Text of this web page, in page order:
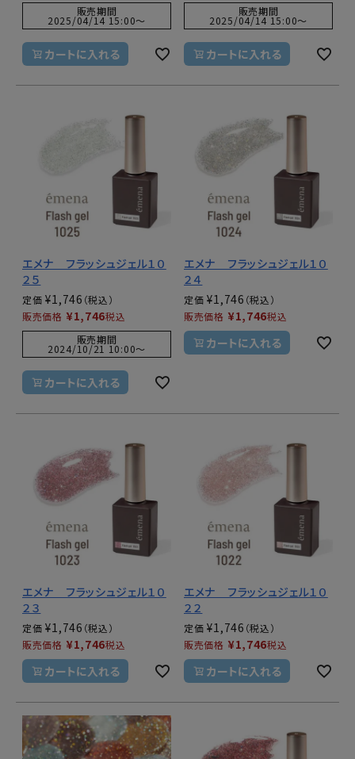
販売期間
2025/04/14 15:00〜
カートに入れる
販売期間
2025/04/14 15:00〜
カートに入れる
エメナ フラッシュジェル１０
２５
定価 ¥1,746
販売価格 ¥1,746税込
販売期間
2024/10/21 10:00〜
カートに入れる
エメナ フラッシュジェル１０
２４
定価 ¥1,746
販売価格 ¥1,746税込
カートに入れる
エメナ フラッシュジェル１０
２３
定価 ¥1,746
販売価格 ¥1,746税込
カートに入れる
エメナ フラッシュジェル１０
２２
定価 ¥1,746
販売価格 ¥1,746税込
カートに入れる